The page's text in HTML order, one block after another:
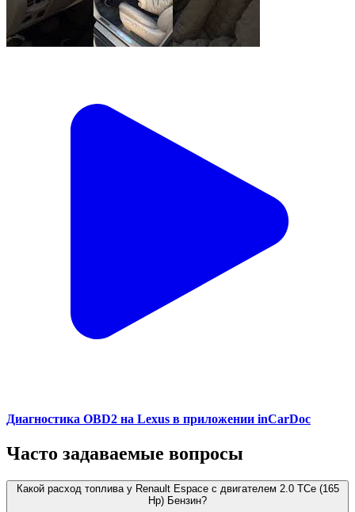
Диагностика OBD2 на Lexus в приложении inCarDoc
Часто задаваемые вопросы
Какой расход топлива у Renault Espace с двигателем 2.0 TCe (165
Hp) Бензин?